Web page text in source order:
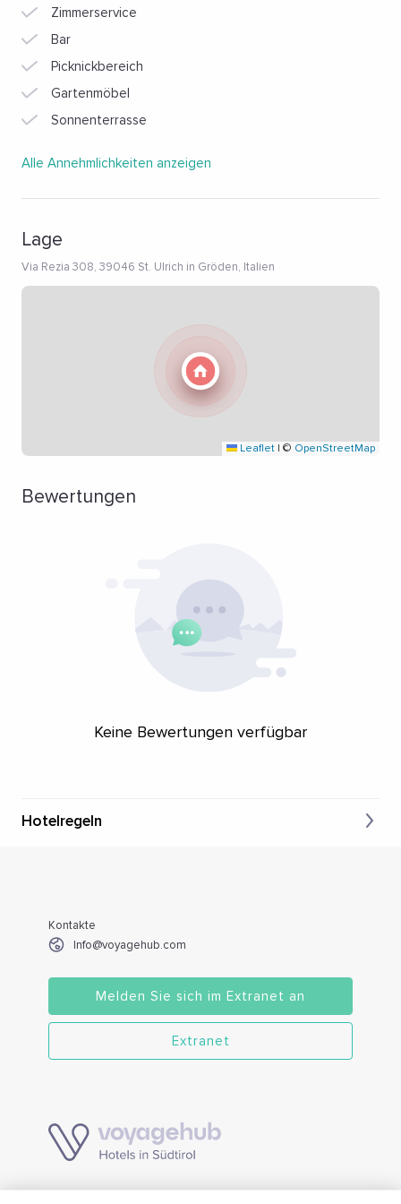
Zimmerservice
Bar
Picknickbereich
Gartenmöbel
Sonnenterrasse
Alle Annehmlichkeiten anzeigen
Lage
Via Rezia 308, 39046 St. Ulrich in Gröden, Italien
Leaflet | © OpenStreetMap
Bewertungen
Keine Bewertungen verfügbar
Hotelregeln
Kontakte
Info@voyagehub.com
Melden Sie sich im Extranet an
Extranet